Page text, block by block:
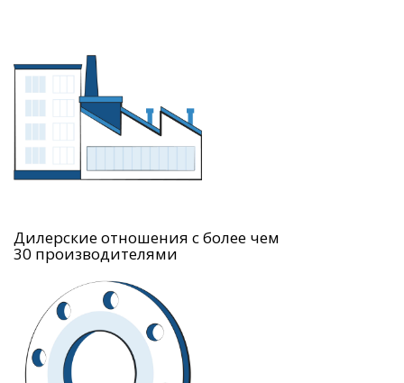
Дилерские отношения с более чем
30 производителями